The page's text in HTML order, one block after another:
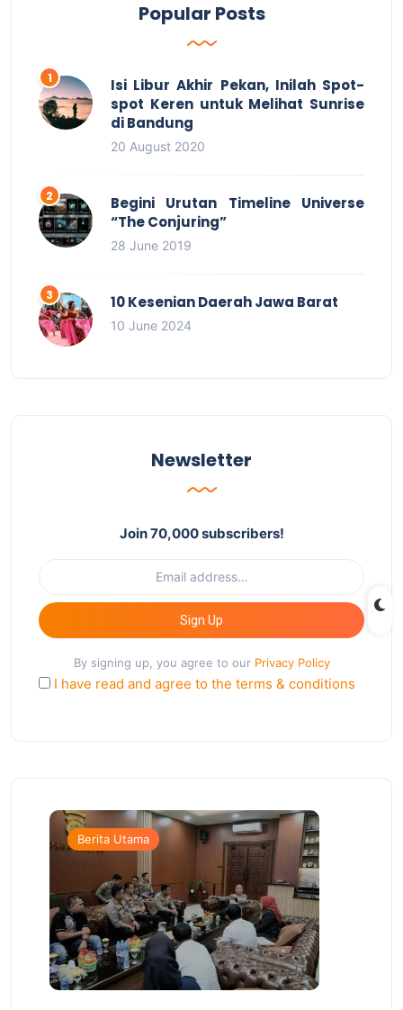
Popular Posts
Isi Libur Akhir Pekan, Inilah Spot-
spot Keren untuk Melihat Sunrise
di Bandung
20 August 2020
Begini Urutan Timeline Universe
“The Conjuring”
28 June 2019
10 Kesenian Daerah Jawa Barat
10 June 2024
Newsletter
Join 70,000 subscribers!
Sign Up
By signing up, you agree to our Privacy Policy
I have read and agree to the terms & conditions
Berita Utama